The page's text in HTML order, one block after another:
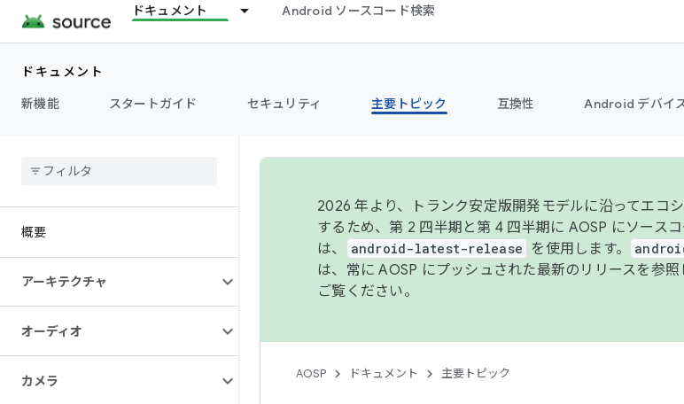
ドキュメント Android ソースコード検索
ドキュメント
新機能
スタートガイド セキュリティ 主要トピック 互換性 Android デバイ
概要
アーキテクチャ
オーディオ
カメラ
2026 年より、トランク安定版開発モデルに沿ってエコ
するため、第 2 四半期と第 4 四半期に AOSP にソース
は、
android-latest-release を使用します。
は、常に AOSP にプッシュされた最新のリリースを参照
ご覧ください。
AOSP ドキュメント 主要トピック